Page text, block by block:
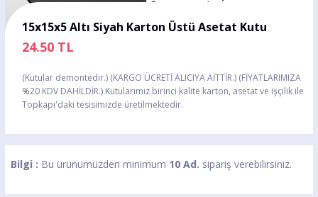
15x15x5 Altı Siyah Karton Üstü Asetat Kutu
24.50 TL
(Kutular demontedir.) (KARGO ÜCRETİ ALICIYA AİTTİR.) (FİYATLARIMIZA
%20 KDV DAHİLDİR.) Kutularımız birinci kalite karton, asetat ve işçilik ile
Topkapı'daki tesisimizde üretilmektedir.
Bilgi : Bu ürünümüzden minimum 10 Ad. sipariş verebilirsiniz.